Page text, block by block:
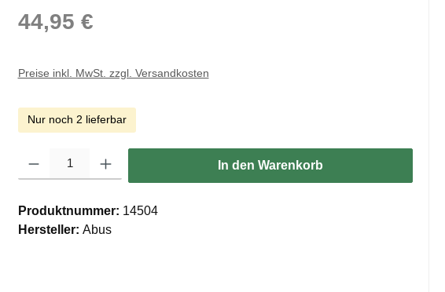
44,95 €
Preise inkl. MwSt. zzgl. Versandkosten
Nur noch 2 lieferbar
In den Warenkorb
Produktnummer: 14504
Hersteller: Abus